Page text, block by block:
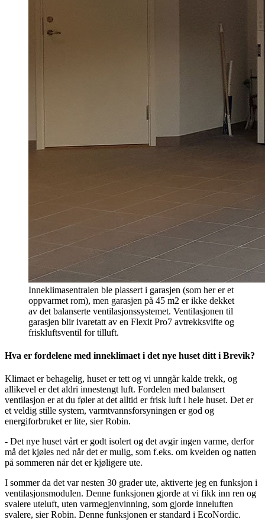
Inneklimasentralen ble plassert i garasjen (som her er et
oppvarmet rom), men garasjen på 45 m2 er ikke dekket
av det balanserte ventilasjonssystemet. Ventilasjonen til
garasjen blir ivaretatt av en Flexit Pro7 avtrekksvifte og
friskluftsventil for tilluft.
Hva er fordelene med inneklimaet i det nye huset ditt i Brevik?
Klimaet er behagelig, huset er tett og vi unngår kalde trekk, og
allikevel er det aldri innestengt luft. Fordelen med balansert
ventilasjon er at du føler at det alltid er frisk luft i hele huset. Det er
et veldig stille system, varmtvannsforsyningen er god og
energiforbruket er lite, sier Robin.
- Det nye huset vårt er godt isolert og det avgir ingen varme, derfor
må det kjøles ned når det er mulig, som f.eks. om kvelden og natten
på sommeren når det er kjøligere ute.
I sommer da det var nesten 30 grader ute, aktiverte jeg en funksjon i
ventilasjonsmodulen. Denne funksjonen gjorde at vi fikk inn ren og
svalere uteluft, uten varmegjenvinning, som gjorde inneluften
svalere, sier Robin. Denne funksjonen er standard i EcoNordic.